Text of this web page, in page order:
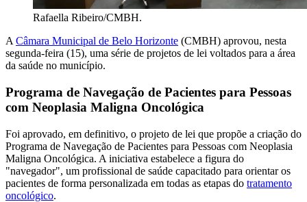
Rafaella Ribeiro/CMBH.
A Câmara Municipal de Belo Horizonte (CMBH) aprovou, nesta
segunda-feira (15), uma série de projetos de lei voltados para a área
da saúde no município.
Programa de Navegação de Pacientes para Pessoas
com Neoplasia Maligna Oncológica
Foi aprovado, em definitivo, o projeto de lei que propõe a criação do
Programa de Navegação de Pacientes para Pessoas com Neoplasia
Maligna Oncológica. A iniciativa estabelece a figura do
"navegador", um profissional de saúde capacitado para orientar os
pacientes de forma personalizada em todas as etapas do tratamento
oncológico.